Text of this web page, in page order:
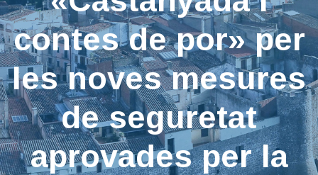
contes de por» per
les noves mesures
de seguretat
aprovades per la